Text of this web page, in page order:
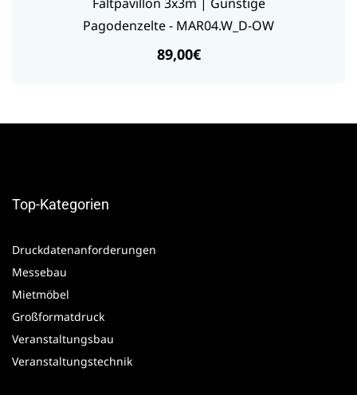
Faltpavillon 3x3m | Günstige
Pagodenzelte - MAR04.W_D-OW
89,00€
Top-Kategorien
Druckdatenanforderungen
Messebau
Mietmöbel
Großformatdruck
Veranstaltungsbau
Veranstaltungstechnik